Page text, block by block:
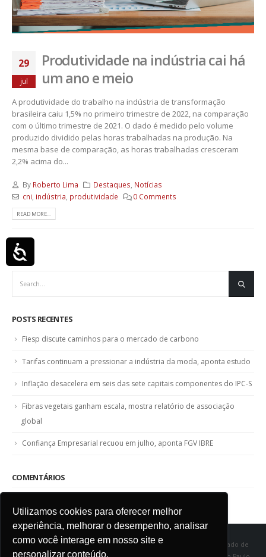
Utilizamos cookies para oferecer melhor
experiência, melhorar o desempenho, analisar
como você interage em nosso site e
personalizar conteúdo.
29
jul
Produtividade na indústria cai há
um ano e meio
A produtividade do trabalho na indústria de transformação
brasileira caiu 1,5% no primeiro trimestre de 2022, na comparação
com o último trimestre de 2021. O dado é medido pelo volume
produzido dividido pelas horas trabalhadas na produção. Na
mesma base de comparação, as horas trabalhadas cresceram
2,2% acima do...
By Roberto Lima Destaques Notícias
cni indústria produtividade 0 Comments
READ MORE...
POSTS RECENTES
Fiesp discute caminhos para o mercado de carbono
Tarifas continuam a pressionar a indústria da moda, aponta estudo
Inflação desacelera em seis das sete capitais componentes do IPC-S
Fibras vegetais ganham escala, mostra relatório de associação
global
Confiança Empresarial recuou em julho, aponta FGV IBRE
COMENTÁRIOS
SINDITÊXTIL SP - Sindicato das Indústrias de Fiação e Tecelagem do Estado de